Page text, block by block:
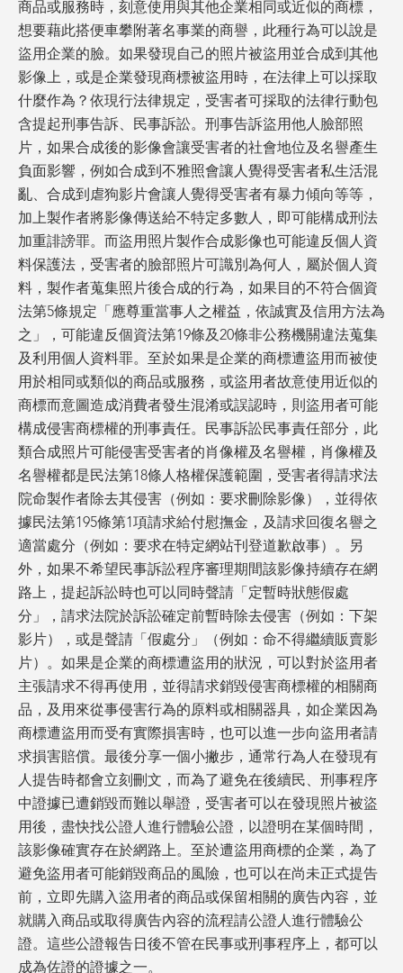
商品或服務時，刻意使用與其他企業相同或近似的商標，
想要藉此搭便車攀附著名事業的商譽，此種行為可以說是
盜用企業的臉。如果發現自己的照片被盜用並合成到其他
影像上，或是企業發現商標被盜用時，在法律上可以採取
什麼作為？依現行法律規定，受害者可採取的法律行動包
含提起刑事告訴、民事訴訟。刑事告訴盜用他人臉部照
片，如果合成後的影像會讓受害者的社會地位及名譽產生
負面影響，例如合成到不雅照會讓人覺得受害者私生活混
亂、合成到虐狗影片會讓人覺得受害者有暴力傾向等等，
加上製作者將影像傳送給不特定多數人，即可能構成刑法
加重誹謗罪。而盜用照片製作合成影像也可能違反個人資
料保護法，受害者的臉部照片可識別為何人，屬於個人資
料，製作者蒐集照片後合成的行為，如果目的不符合個資
法第5條規定「應尊重當事人之權益，依誠實及信用方法為
之」，可能違反個資法第19條及20條非公務機關違法蒐集
及利用個人資料罪。至於如果是企業的商標遭盜用而被使
用於相同或類似的商品或服務，或盜用者故意使用近似的
商標而意圖造成消費者發生混淆或誤認時，則盜用者可能
構成侵害商標權的刑事責任。民事訴訟民事責任部分，此
類合成照片可能侵害受害者的肖像權及名譽權，肖像權及
名譽權都是民法第18條人格權保護範圍，受害者得請求法
院命製作者除去其侵害（例如：要求刪除影像），並得依
據民法第195條第1項請求給付慰撫金，及請求回復名譽之
適當處分（例如：要求在特定網站刊登道歉啟事）。另
外，如果不希望民事訴訟程序審理期間該影像持續存在網
路上，提起訴訟時也可以同時聲請「定暫時狀態假處
分」，請求法院於訴訟確定前暫時除去侵害（例如：下架
影片），或是聲請「假處分」（例如：命不得繼續販賣影
片）。如果是企業的商標遭盜用的狀況，可以對於盜用者
主張請求不得再使用，並得請求銷毀侵害商標權的相關商
品，及用來從事侵害行為的原料或相關器具，如企業因為
商標遭盜用而受有實際損害時，也可以進一步向盜用者請
求損害賠償。最後分享一個小撇步，通常行為人在發現有
人提告時都會立刻刪文，而為了避免在後續民、刑事程序
中證據已遭銷毀而難以舉證，受害者可以在發現照片被盜
用後，盡快找公證人進行體驗公證，以證明在某個時間，
該影像確實存在於網路上。至於遭盜用商標的企業，為了
避免盜用者可能銷毀商品的風險，也可以在尚未正式提告
前，立即先購入盜用者的商品或保留相關的廣告內容，並
就購入商品或取得廣告內容的流程請公證人進行體驗公
證。這些公證報告日後不管在民事或刑事程序上，都可以
成為佐證的證據之一。